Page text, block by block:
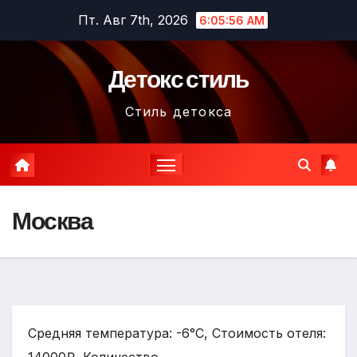
содержимому
Пт. Авг 7th, 2026 6:05:57 AM
Детокс стиль
Стиль детокса
Москва
Средняя температура: -6°C, Стоимость отеля: